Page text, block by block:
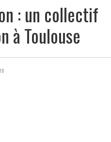
: un collectif
à Toulouse